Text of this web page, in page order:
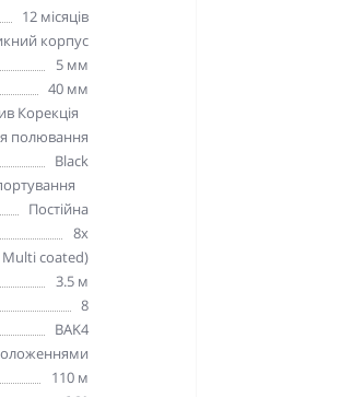
12 місяців
корпус
5 мм
40 мм
Корекція
полювання
Black
Постійна
8х
coated)
3.5 м
8
BAK4
110 м